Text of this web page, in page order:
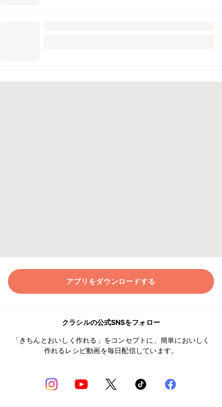
アプリをダウンロードする
クラシルの公式SNSをフォロー
「きちんとおいしく作れる」をコンセプトに、簡単においしく
作れるレシピ動画を毎日配信しています。